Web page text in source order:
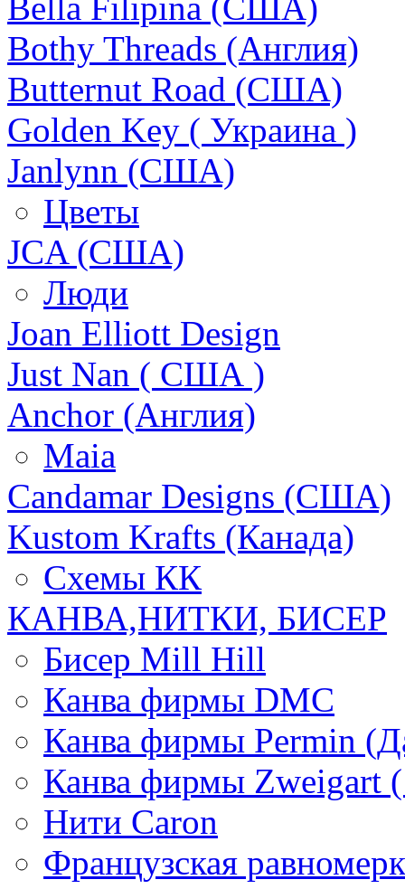
Bella Filipina (США)
Bothy Threads (Англия)
Butternut Road (США)
Golden Key ( Украина )
Janlynn (США)
Цветы
JCA (США)
Люди
Joan Elliott Design
Just Nan ( США )
Anchor (Англия)
Maia
Candamar Designs (США)
Kustom Krafts (Канада)
Схемы КК
КАНВА,НИТКИ, БИСЕР
Бисер Mill Hill
Канва фирмы DMC
Канва фирмы Permin
Канва фирмы Zweigart
Нити Caron
Французская